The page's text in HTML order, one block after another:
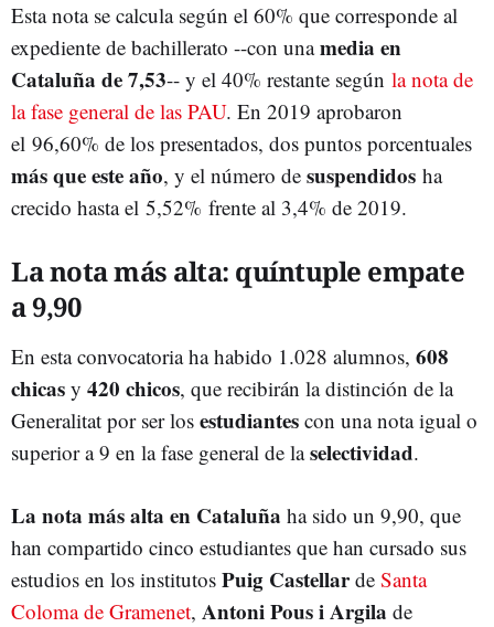
Esta nota se calcula según el 60% que corresponde al
expediente de bachillerato --con unamedia en
Cataluña de 7,53-- y el 40% restante según la nota de
la fase general de las PAU. En 2019 aprobaron
el 96,60% de los presentados, dos puntos porcentuales
más que este año, y el número de suspendidos ha
crecido hasta el 5,52% frente al 3,4% de 2019.
La nota más alta: quíntuple empate
a 9,90
En esta convocatoria ha habido 1.028 alumnos, 608
chicas y 420 chicos, que recibirán la distinción de la
Generalitat por ser los estudiantes con una nota igual o
superior a 9 en la fase general de laselectividad.
La nota más alta en Cataluña ha sido un 9,90, que
han compartido cinco estudiantes que han cursado sus
estudios en los institutos Puig Castellarde Santa
Coloma de Gramenet, Antoni Pous i Argila de